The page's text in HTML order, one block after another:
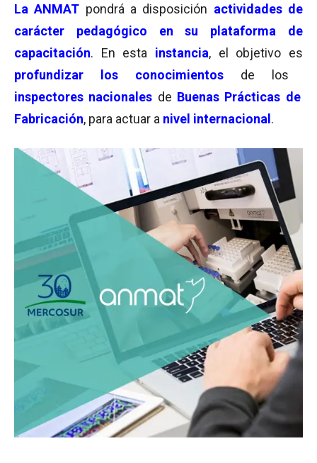
La ANMAT pondrá a disposición actividades de
carácter pedagógico en su plataforma de
capacitación. En esta instancia, el objetivo es
profundizar los conocimientos de los
inspectores nacionales de Buenas Prácticas de
Fabricación, para actuar a nivel internacional .